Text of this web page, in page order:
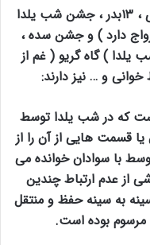
آنان بقیر از جشن نورور ، ۴ شنبه سوری ، ۱۳بدر ، جشن شب یلدا
دارد ) و جشن سده ،
یلدا ) گاه گریو ( غم از
و … نیز دارند:
که در شب یلدا توسط
قسمت هایی از آن را از
با سوادان خوانده می
از عدم ارتباط چندین
به سینه حفظ و منتقل
مرسوم بوده است.